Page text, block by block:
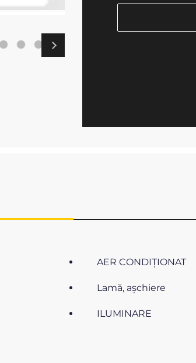
AER CONDIŢIONAT
Lamă, aşchiere
ILUMINARE